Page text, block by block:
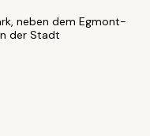
neben dem Egmont-
der Stadt